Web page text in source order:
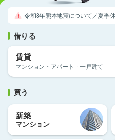
令和8年熊本地震について／夏季
借りる
賃貸
マンション・アパート・一戸建て
買う
新築
マンション